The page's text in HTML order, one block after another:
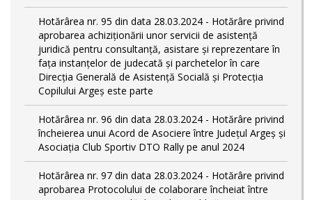
Hotărârea nr. 95 din data 28.03.2024 - Hotărâre privind
aprobarea achiziționării unor servicii de asistență
juridică pentru consultanță, asistare și reprezentare în
fața instanțelor de judecată și parchetelor în care
Direcția Generală de Asistență Socială și Protecția
Copilului Argeș este parte
Hotărârea nr. 96 din data 28.03.2024 - Hotărâre privind
încheierea unui Acord de Asociere între Județul Argeș și
Asociația Club Sportiv DTO Rally pe anul 2024
Hotărârea nr. 97 din data 28.03.2024 - Hotărâre privind
aprobarea Protocolului de colaborare încheiat între